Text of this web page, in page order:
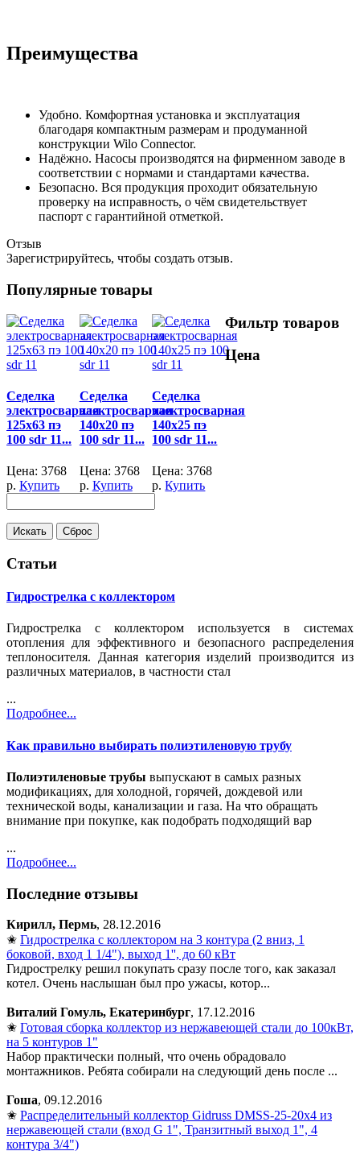
Преимущества
Удобно. Комфортная установка и эксплуатация
благодаря компактным размерам и продуманной
конструкции Wilo Connector.
Надёжно. Насосы производятся на фирменном заводе в
соответствии с нормами и стандартами качества.
Безопасно. Вся продукция проходит обязательную
проверку на исправность, о чём свидетельствует
паспорт с гарантийной отметкой.
Отзыв
Зарегистрируйтесь, чтобы создать отзыв.
Популярные товары
Седелка
электросварная
125x63 пэ
100 sdr 11...
Цена: 3768
р. Купить
Седелка
электросварная
140x20 пэ
100 sdr 11...
Цена: 3768
р. Купить
Седелка
электросварная
140x25 пэ
100 sdr 11...
Цена: 3768
р. Купить
Фильтр товаров
Цена
Статьи
Гидрострелка с коллектором
Гидрострелка с коллектором используется в системах
отопления для эффективного и безопасного распределения
теплоносителя. Данная категория изделий производится из
различных материалов, в частности стал
...
Подробнее...
Как правильно выбирать полиэтиленовую трубу
Полиэтиленовые трубы выпускают в самых разных
модификациях, для холодной, горячей, дождевой или
технической воды, канализации и газа. На что обращать
внимание при покупке, как подобрать подходящий вар
...
Подробнее...
Последние отзывы
Кирилл, Пермь, 28.12.2016
✬ Гидрострелка с коллектором на 3 контура (2 вниз, 1
боковой, вход 1 1/4"), выход 1'', до 60 кВт
Гидрострелку решил покупать сразу после того, как заказал
котел. Очень наслышан был про ужасы, котор...
Виталий Гомуль, Екатеринбург, 17.12.2016
✬ Готовая сборка коллектор из нержавеющей стали до 100кВт,
на 5 контуров 1"
Набор практически полный, что очень обрадовало
монтажников. Ребята собирали на следующий день после ...
Гоша, 09.12.2016
✬ Распределительный коллектор Gidruss DMSS-25-20x4 из
нержавеющей стали (вход G 1", Транзитный выход 1", 4
контура 3/4")